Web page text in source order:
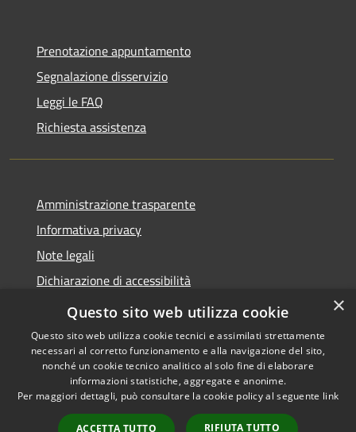
Prenotazione appuntamento
Segnalazione disservizio
Leggi le FAQ
Richiesta assistenza
Amministrazione trasparente
Informativa privacy
Note legali
Dichiarazione di accessibilità
Obiettivi di accessibilità
Accessibilità
Copyright © 2026 • Città di
Acireale • Powered by
Municipium• Accesso
×
Questo sito web utilizza cookie
Questo sito web utilizza cookie tecnici e assimilati strettamente
necessari al corretto funzionamento e alla navigazione del sito,
nonché un cookie tecnico analitico al solo fine di elaborare
informazioni statistiche, aggregate e anonime.
Per maggiori dettagli, può consultare la cookie policy al seguente link
ACCETTA TUTTO RIFIUTA TUTTO